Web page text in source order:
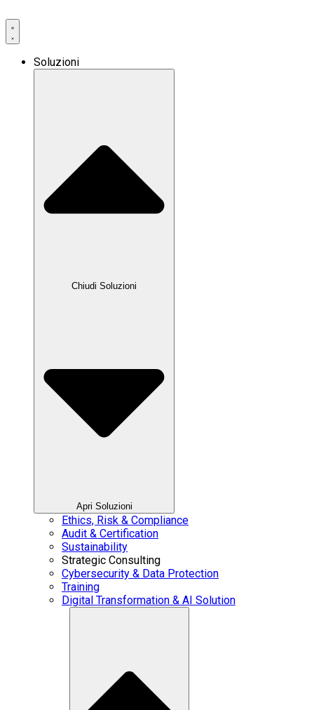
Soluzioni
Chiudi Soluzioni
Apri Soluzioni
Ethics, Risk & Compliance
Audit & Certification
Sustainability
Strategic Consulting
Cybersecurity & Data Protection
Training
Digital Transformation & AI Solution